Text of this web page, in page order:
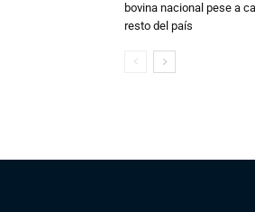
bovina nacional pese a
resto del país